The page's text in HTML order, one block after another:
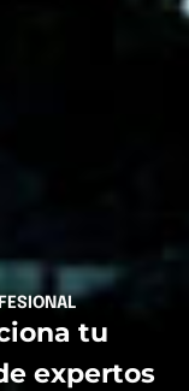
tu
expertos